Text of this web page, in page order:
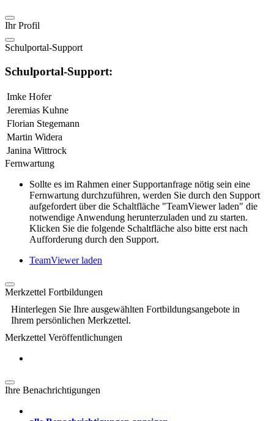
Ihr Profil
Schulportal-Support
Schulportal-Support:
Imke Hofer
Jeremias Kuhne
Florian Stegemann
Martin Widera
Janina Wittrock
Fernwartung
Sollte es im Rahmen einer Supportanfrage nötig sein eine
Fernwartung durchzuführen, werden Sie durch den Support
aufgefordert über die Schaltfläche "TeamViewer laden" die
notwendige Anwendung herunterzuladen und zu starten.
Klicken Sie die folgende Schaltfläche also bitte erst nach
Aufforderung durch den Support.
TeamViewer laden
Merkzettel Fortbildungen
Hinterlegen Sie Ihre ausgewählten Fortbildungsangebote in
Ihrem persönlichen Merkzettel.
Merkzettel Veröffentlichungen
Ihre Benachrichtigungen